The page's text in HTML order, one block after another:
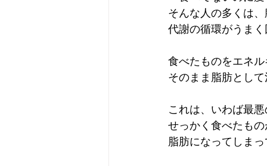
そんな人の多くは
代謝の循環がうま
食べたものをエネ
そのまま脂肪とし
これは、いわば最
せっかく食べたも
脂肪になってしま